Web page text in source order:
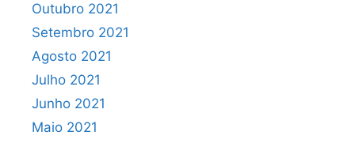
Outubro 2021
Setembro 2021
Agosto 2021
Julho 2021
Junho 2021
Maio 2021